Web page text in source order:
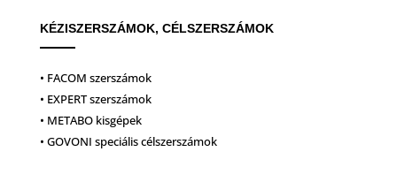
KÉZISZERSZÁMOK, CÉLSZERSZÁMOK
• FACOM szerszámok
• EXPERT szerszámok
• METABO kisgépek
• GOVONI speciális célszerszámok